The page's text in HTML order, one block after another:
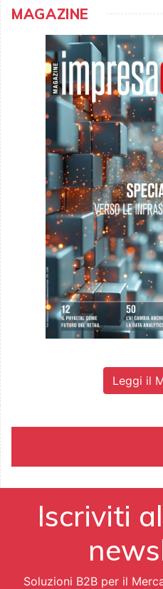
MAGAZINE
Leggi il
Iscriviti
Soluzioni B2B per il